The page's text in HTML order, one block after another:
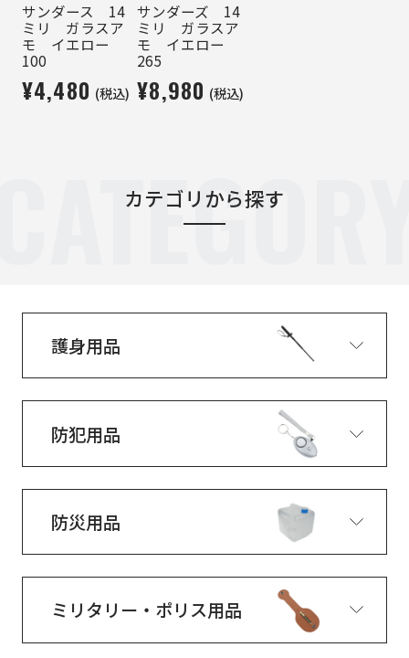
サンダース 14
ミリ ガラスア
モ イエロー
100
¥4,480 (税込)
サンダーズ 14
ミリ ガラスア
モ イエロー
265
¥8,980 (税込)
カテゴリから探す
護身用品
防犯用品
防災用品
ミリタリー・ポリス用品